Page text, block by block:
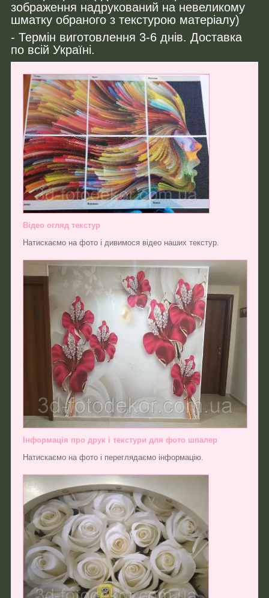
зображення надрукований на невеликому
шматку обраного з текстурою матеріалу)
- Термін виготовлення 3-6 днів. Доставка
по всій Україні.
Відео огляд текстур
Натискаємо на фото і дивимося відео наших текстур.
Інформація про друк і текстури для фото шпалер
Натискаємо на фото і переглядаємо інформацію.